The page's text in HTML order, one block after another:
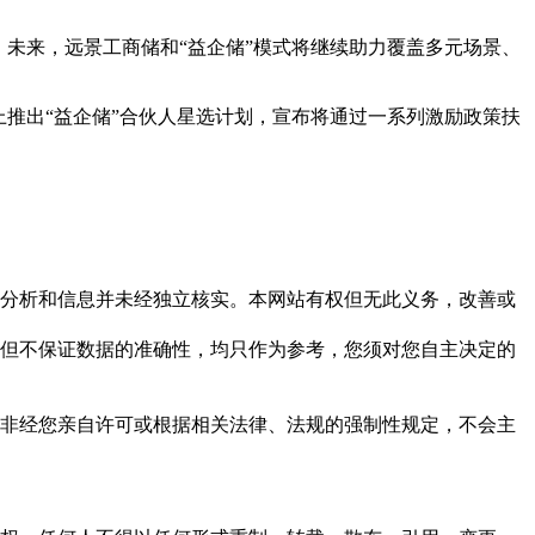
来，远景工商储和“益企储”模式将继续助力覆盖多元场景、
出“益企储”合伙人星选计划，宣布将通过一系列激励政策扶
析和信息并未经独立核实。本网站有权但无此义务，改善或
不保证数据的准确性，均只作为参考，您须对您自主决定的
经您亲自许可或根据相关法律、法规的强制性规定，不会主